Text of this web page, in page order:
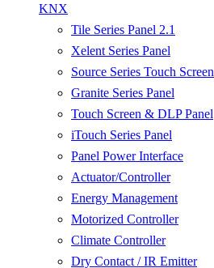
KNX
Tile Series Panel 2.1
Xelent Series Panel
Source Series Touch Screen
Granite Series Panel
Touch Screen & DLP Panel
iTouch Series Panel
Panel Power Interface
Actuator/Controller
Energy Management
Motorized Controller
Climate Controller
Dry Contact / IR Emitter